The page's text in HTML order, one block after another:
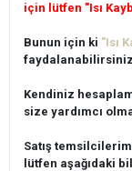
için lütfen "Isı
Bunun için ki "Isı
Kendiniz
size yardımcı
Satış
lütfen aşağıdaki